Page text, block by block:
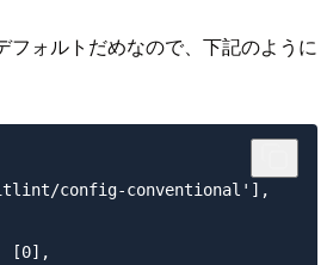
フォルトだめなので、下記のように
config-conventional'],
[0],